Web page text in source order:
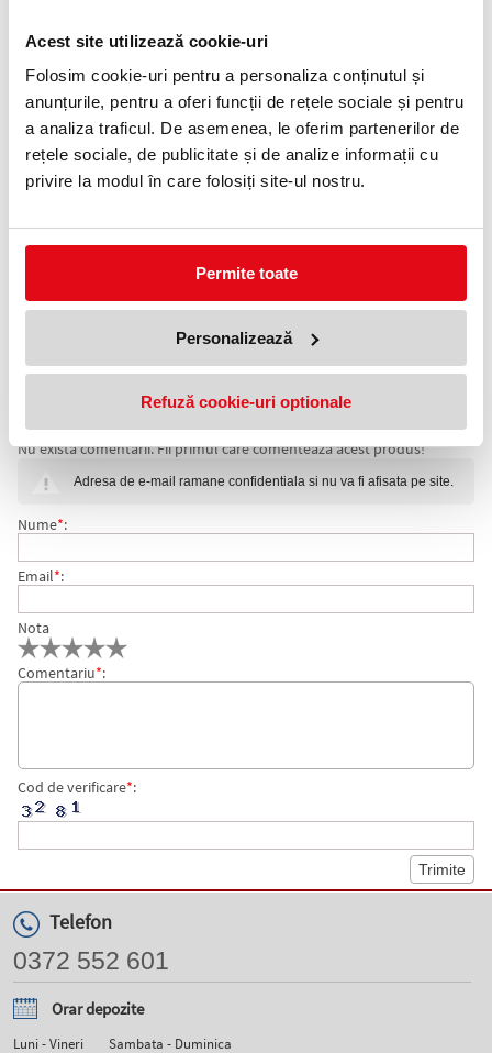
Acest site utilizează cookie-uri
Folosim cookie-uri pentru a personaliza conținutul și
anunțurile, pentru a oferi funcții de rețele sociale și pentru
a analiza traficul. De asemenea, le oferim partenerilor de
rețele sociale, de publicitate și de analize informații cu
privire la modul în care folosiți site-ul nostru.
Permite toate
Personalizează
Refuză cookie-uri optionale
Telefon:
0372 552 601
Adauga in wishlist
· Ambalare: 400 file/cub
· Dimensiune: 51 mm x 51 mm
» Cresterea productivitatii
» Crearea proiectelor unice
COMENTARII NOTITE ADEZIVE ROZ MINICUB POST-IT
51 MM X 51 MM 400 FILE/CUB 3M
Nu exista comentarii. Fii primul care comenteaza acest produs!
Adresa de e-mail ramane confidentiala si nu va fi afisata pe site.
Nume*:
Email*:
Nota
Comentariu*:
Cod de verificare*:
Telefon
0372 552 601
Orar depozite
Luni - Vineri Sambata - Duminica